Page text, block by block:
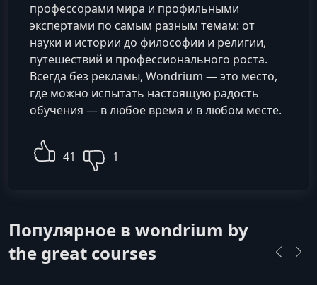
профессорами мира и профильными
экспертами по самым разным темам: от
науки и истории до философии и религии,
путешествий и профессионального роста.
Всегда без рекламы, Wondrium — это место,
где можно испытать настоящую радость
обучения — в любое время и в любом месте.
41 1
Популярное в wondrium by
the great courses